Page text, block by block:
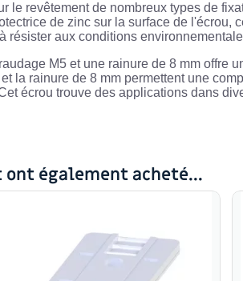
le revêtement de nombreux types de
de zinc sur la surface de
résister aux conditions
M5 et une rainure de 8 mm
la rainure de 8 mm permettent une
écrou trouve des applications dans
également acheté...